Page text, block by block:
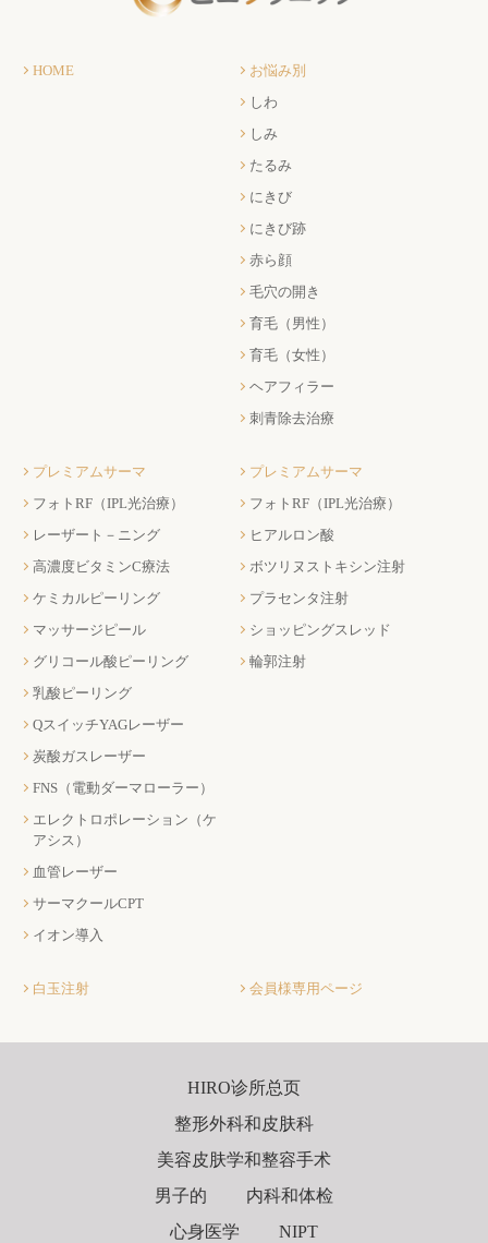
HOME
お悩み別
しわ
しみ
たるみ
にきび
にきび跡
赤ら顔
毛穴の開き
育毛（男性）
育毛（女性）
ヘアフィラー
刺青除去治療
プレミアムサーマ
フォトRF（IPL光治療）
レーザート－ニング
高濃度ビタミンC療法
ケミカルピーリング
マッサージピール
グリコール酸ピーリング
乳酸ピーリング
QスイッチYAGレーザー
炭酸ガスレーザー
FNS（電動ダーマローラー）
エレクトロポレーション（ケ
アシス）
血管レーザー
サーマクールCPT
イオン導入
プレミアムサーマ
フォトRF（IPL光治療）
ヒアルロン酸
ボツリヌストキシン注射
プラセンタ注射
ショッピングスレッド
輪郭注射
白玉注射 会員様専用ページ
HIRO诊所总页
整形外科和皮肤科
美容皮肤学和整容手术
男子的
内科和体检
心身医学
NIPT